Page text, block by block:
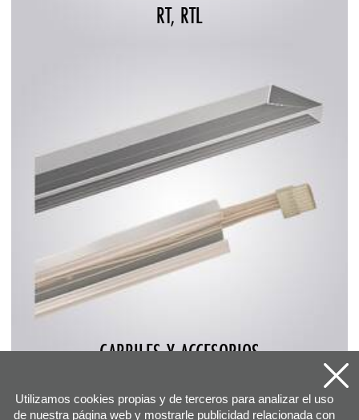
RT, RTL
CARRILES Y ACCESORIOS
Utilizamos cookies propias y de terceros para analizar el uso
de nuestra página web y mostrarle publicidad relacionada con